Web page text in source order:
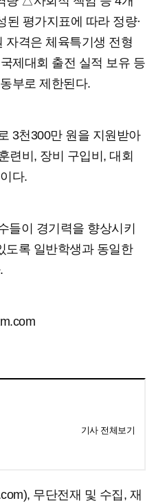
된 평가지표에 따라 정량·
자격은 체육특기생 전형
제대회 출전 실적 보유 등
부로 제한된다.
3천300만 원을 지원받아
련비, 장비 구입비, 대회
다.
들이 경기력을 향상시키
도록 일반학생과 동일한
기사 전체보기
무단전재 및 수집, 재